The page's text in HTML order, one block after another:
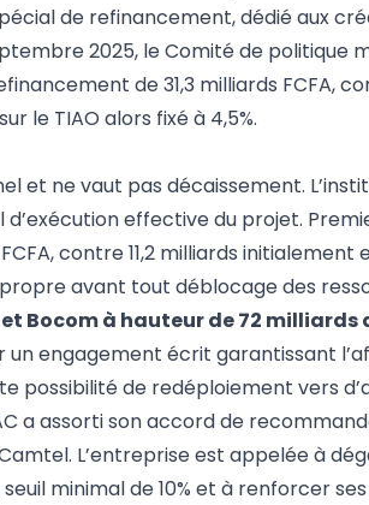
de refinancement, dédié aux
2025, le Comité de politique
de 31,3 milliards FCFA,
le TIAO alors fixé à 4,5%.
ne vaut pas décaissement.
effective du projet.
contre 11,2 milliards initialement
avant tout déblocage des
Bocom à hauteur de 72 milliards
engagement écrit garantissant
possibilité de redéploiement vers
a assorti son accord de
L’entreprise est appelée à
minimal de 10% et à renforcer